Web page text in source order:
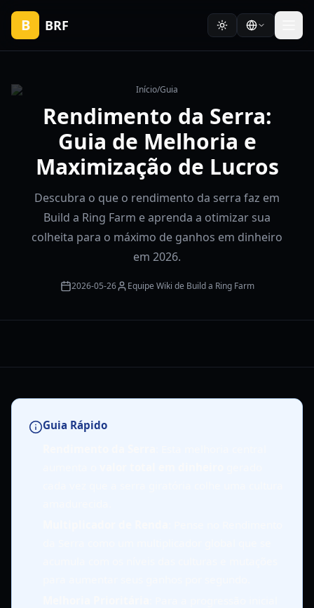
B BRF
Início/Guia
Rendimento da Serra:
Guia de Melhoria e
Maximização de Lucros
Descubra o que o rendimento da serra faz em
Build a Ring Farm e aprenda a otimizar sua
colheita para o máximo de ganhos em dinheiro
em 2026.
2026-05-26 Equipe Wiki de Build a Ring Farm
Guia Rápido